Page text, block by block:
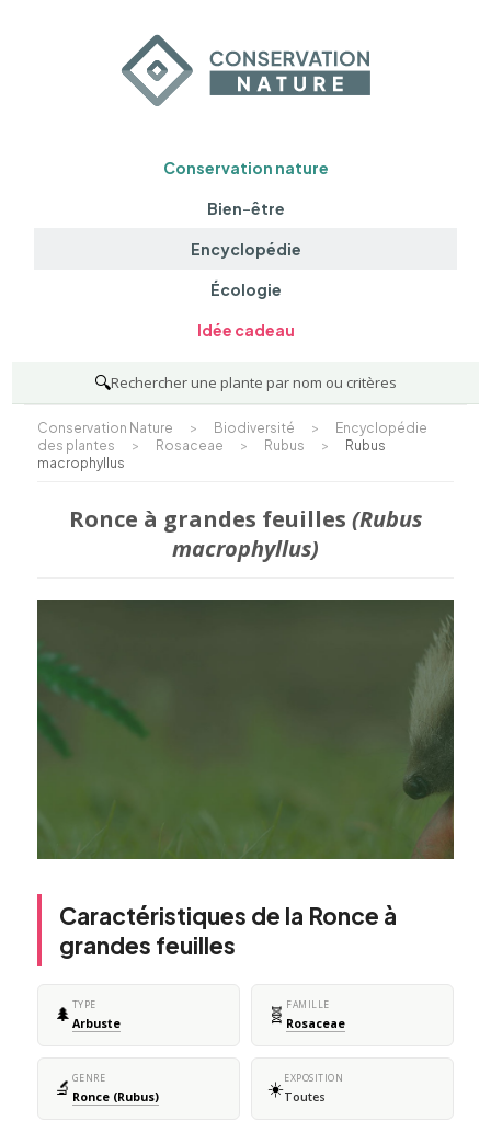
Conservation nature
Bien-être
Encyclopédie
Écologie
Idée cadeau
🔍Rechercher une plante par nom ou critères
Conservation Nature > Biodiversité >
Encyclopédie
des plantes
> Rosaceae > Rubus >
Rubus
macrophyllus
Ronce à grandes feuilles (Rubus
macrophyllus)
Caractéristiques de la Ronce à
grandes feuilles
🌲 TYPE
Arbuste 🧬 FAMILLE
Rosaceae
🔬 GENRE
Ronce (Rubus) ☀️EXPOSITION
Toutes